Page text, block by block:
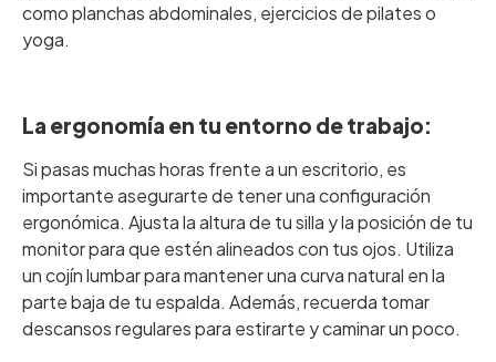
como planchas abdominales, ejercicios de pilates o
yoga.
La ergonomía en tu entorno de trabajo:
Si pasas muchas horas frente a un escritorio, es
importante asegurarte de tener una configuración
ergonómica. Ajusta la altura de tu silla y la posición de tu
monitor para que estén alineados con tus ojos. Utiliza
un cojín lumbar para mantener una curva natural en la
parte baja de tu espalda. Además, recuerda tomar
descansos regulares para estirarte y caminar un poco.